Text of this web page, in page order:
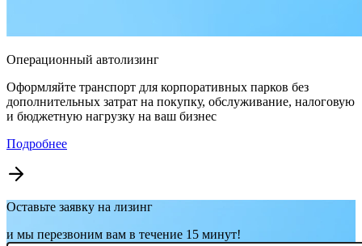
Операционный автолизинг
Оформляйте транспорт для корпоративных парков без
дополнительных затрат на покупку, обслуживание, налоговую
и бюджетную нагрузку на ваш бизнес
Подробнее
Оставьте заявку на лизинг
и мы перезвоним вам в течение 15 минут!